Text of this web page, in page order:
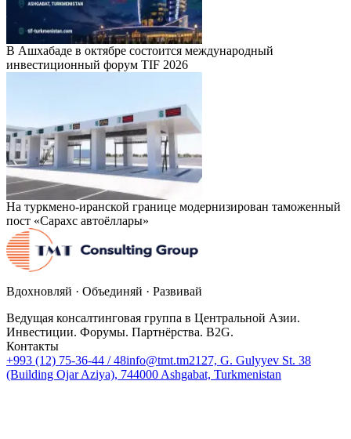
В Ашхабаде в октябре состоится международный
инвестиционный форум TIF 2026
На туркмено-иранской границе модернизирован таможенный
пост «Сарахс автоёллары»
Вдохновляй · Объединяй · Развивай
Ведущая консалтинговая группа в Центральной Азии.
Инвестиции. Форумы. Партнёрства. B2G.
Контакты
+993 (12) 75-36-44 / 48info@tmt.tm2127, G. Gulyyev St. 38
(Building Ojar Aziya), 744000 Ashgabat, Turkmenistan